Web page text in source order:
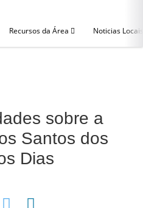
Recursos da Área Noticias
sobre a
Santos dos
Dias